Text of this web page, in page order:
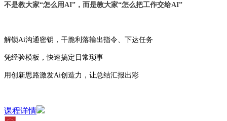
不是教大家“怎么用AI”，而是教大家“怎么把工作交给AI”
解锁Ai沟通密钥，干脆利落输出指令、下达任务
凭经验模板，快速搞定日常琐事
用创新思路激发Ai创造力，让总结汇报出彩
课程详情